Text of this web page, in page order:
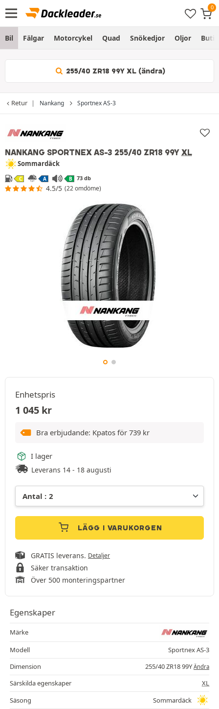
Bil Fälgar Motorcykel Quad Snökedjor Oljor Butik
255/40 ZR18 99Y XL (ändra)
Retur Nankang Sportnex AS-3
NANKANG SPORTNEX AS-3 255/40 ZR18 99Y XL
Sommardäck
C A B 73 db
4.5/5 (22 omdöme)
Enhetspris
1 045 kr
Bra erbjudande: Kpatos för 739 kr
I lager
Leverans 14 - 18 augusti
LÄGG I VARUKORGEN
GRATIS leverans. Detaljer
Säker transaktion
Över 500 monteringspartner
Egenskaper
Märke
Modell
Sportnex AS-3
Dimension
255/40 ZR18 99Y Ändra
Särskilda egenskaper
XL
Säsong
Sommardäck